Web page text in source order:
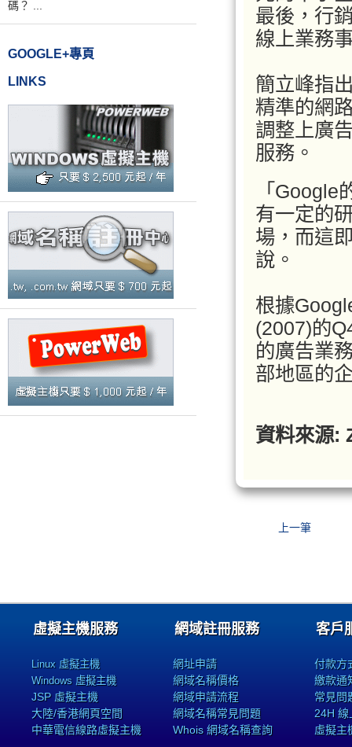
碼？ ...
GOOGLE+專頁
LINKS
最後，行
線上業務
簡立峰指
精準的網
調整上廣
服務。
「
有一定的
場，而這
說。
根據
(2007)的
的廣告業
部地區的
資料來源:
上一筆
虛擬主機服務
Linux 虛擬主機
Windows 虛擬主機
JSP 虛擬主機
大陸/香港網頁空間
中華電信線路虛擬主機
網域註冊服務
網址申請
網域名稱價格
網域申請流程
網域名稱常見問題
Whois 網域名稱查詢
客戶
付款方
繳款通
常見問
24H 線
虛擬主